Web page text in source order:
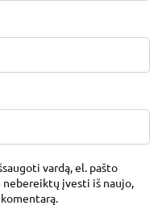
vardą, el. pašto
įvesti iš naujo,